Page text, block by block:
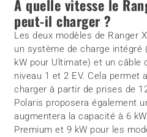
À quelle vitesse le
peut-il charger ?
Les deux modèles de Ranger
un système de charge intégré
kW pour Ultimate) et un câble
niveau 1 et 2 EV. Cela permet
charger à partir de prises de
Polaris proposera également
augmentera la capacité à 6
Premium et 9 kW pour les